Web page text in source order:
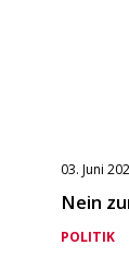
03. Juni
Nein
POLITIK